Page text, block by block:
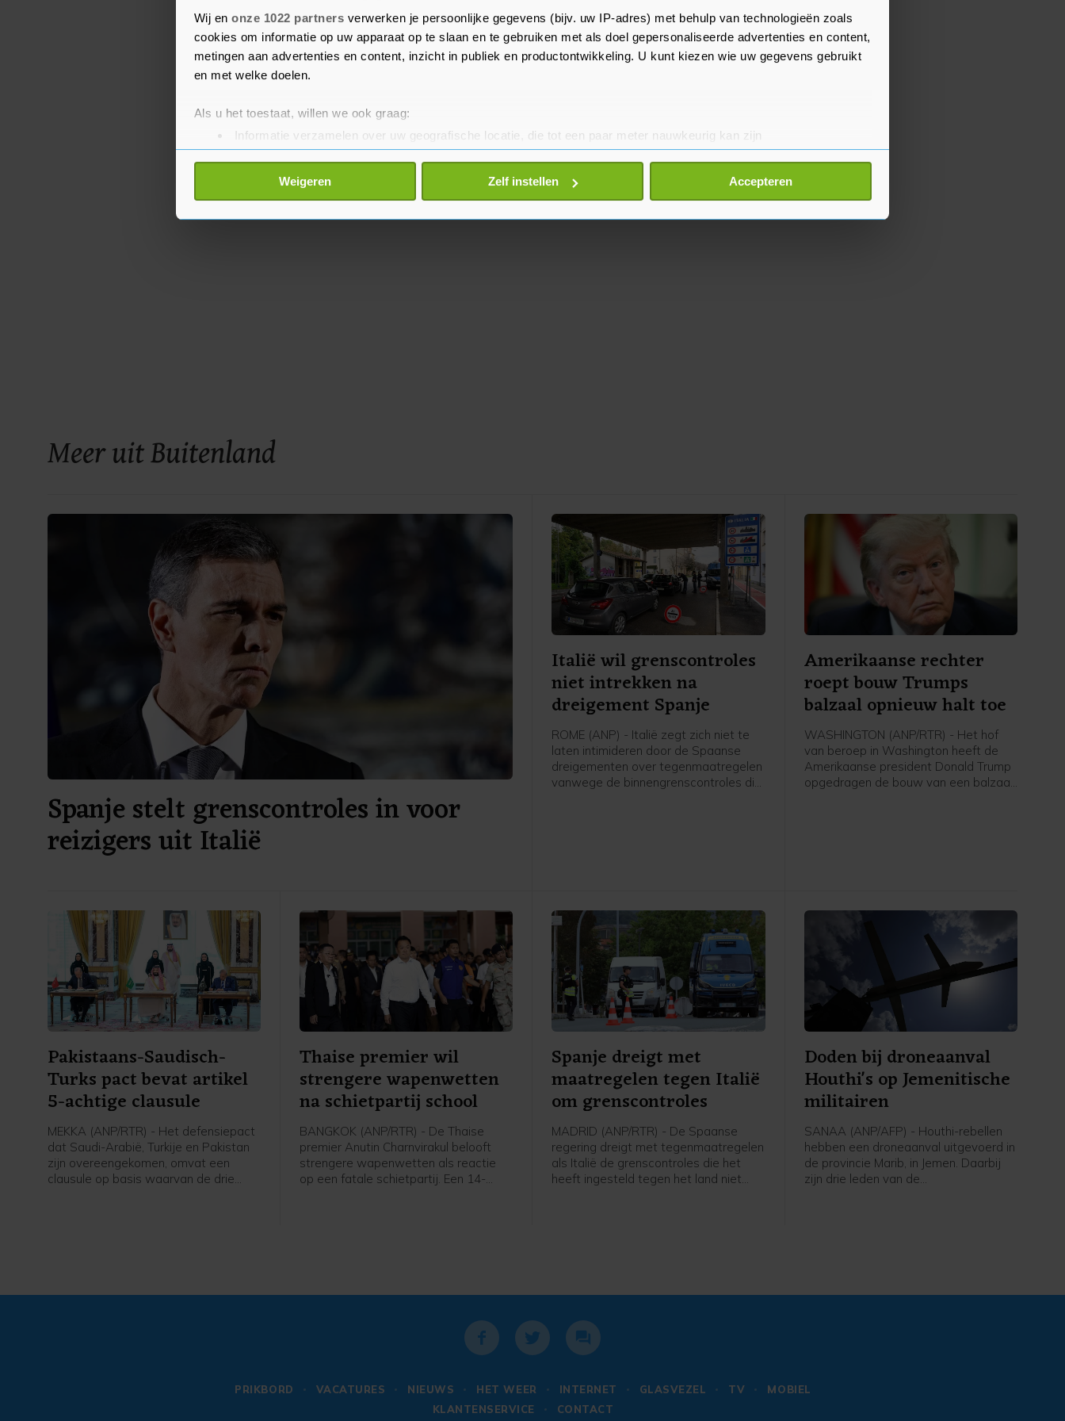
Wij en onze 1022 partners verwerken je persoonlijke gegevens (bijv. uw IP-adres) met behulp van technologieën zoals
cookies om informatie op uw apparaat op te slaan en te gebruiken met als doel gepersonaliseerde advertenties en content,
metingen aan advertenties en content, inzicht in publiek en productontwikkeling. U kunt kiezen wie uw gegevens gebruikt
en met welke doelen.
Als u het toestaat, willen we ook graag:
Informatie verzamelen over uw geografische locatie, die tot een paar meter nauwkeurig kan zijn
Uw apparaat identificeren door het actief te scannen op specifieke eigenschappen (fingerprinting)
Lees meer over hoe uw persoonlijke gegevens worden verwerkt en stel uw voorkeuren in het
detailgedeelte
toestemming op elk moment wijzigen of intrekken in de Cookieverklaring.
Weigeren Zelf instellen Accepteren
gemiddeld in de eurozone en in de ons omringende
landen zoals Duitsland, het Verenigd Koninkrijk en
België.
Meer uit Buitenland
Spanje stelt grenscontroles in voor
reizigers uit Italië
Italië wil grenscontroles
niet intrekken na
dreigement Spanje
ROME (ANP) - Italië zegt zich niet te
laten intimideren door de Spaanse
dreigementen over tegenmaatregelen
vanwege de binnengrenscontroles die
Amerikaanse rechter
roept bouw Trumps
balzaal opnieuw halt toe
WASHINGTON (ANP/RTR) - Het hof
van beroep in Washington heeft de
Amerikaanse president Donald Trump
opgedragen de bouw van een balzaal
Pakistaans-Saudisch-
Turks pact bevat artikel
5-achtige clausule
MEKKA (ANP/RTR) - Het defensiepact
dat Saudi-Arabië, Turkije en Pakistan
zijn overeengekomen, omvat een
clausule op basis waarvan de drie
Thaise premier wil
strengere wapenwetten
na schietpartij school
BANGKOK (ANP/RTR) - De Thaise
premier Anutin Charnvirakul belooft
strengere wapenwetten als reactie
op een fatale schietpartij. Een 14-
Spanje dreigt met
maatregelen tegen Italië
om grenscontroles
MADRID (ANP/RTR) - De Spaanse
regering dreigt met tegenmaatregelen
als Italië de grenscontroles die het
heeft ingesteld tegen het land niet
Doden bij droneaanval
Houthi's op Jemenitische
militairen
SANAA (ANP/AFP) - Houthi-rebellen
hebben een droneaanval uitgevoerd in
de provincie Marib, in Jemen. Daarbij
zijn drie leden van de
PRIKBORD VACATURES NIEUWS HET WEER INTERNET GLASVEZEL TV
MOBIEL
KLANTENSERVICE
CONTACT